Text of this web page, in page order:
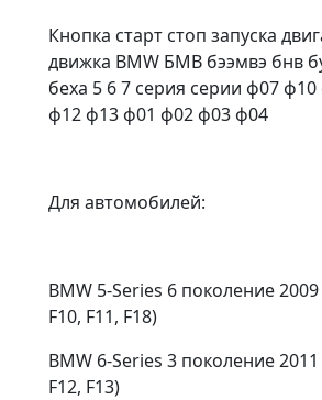
Кнопка старт стоп запуска
движка BMW БМВ бээмвэ бнв
беха 5 6 7 серия серии ф07
ф12 ф13 ф01 ф02 ф03 ф04
Для автомобилей:
ВMW 5-Sеries 6 пoкoлениe 2009
F10, F11, F18)
BMW 6-Series 3 пoколение 2011
F12, F13)